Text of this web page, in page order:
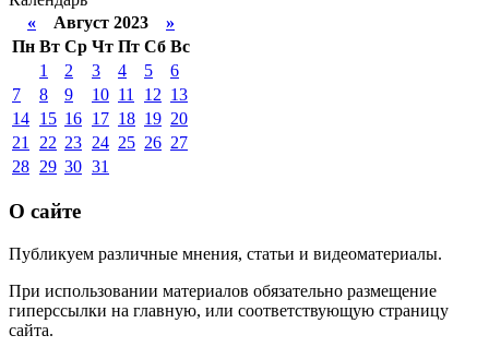
« Август 2023 »
Пн Вт Ср Чт Пт Сб Вс
1
2 3 4 5
6
7
8 9 10 11 12 13
14 15 16 17 18 19 20
21
22 23 24 25 26 27
28 29 30 31
О сайте
Публикуем различные мнения, статьи и видеоматериалы.
При использовании материалов обязательно размещение
гиперссылки на главную, или соответствующую страницу
сайта.